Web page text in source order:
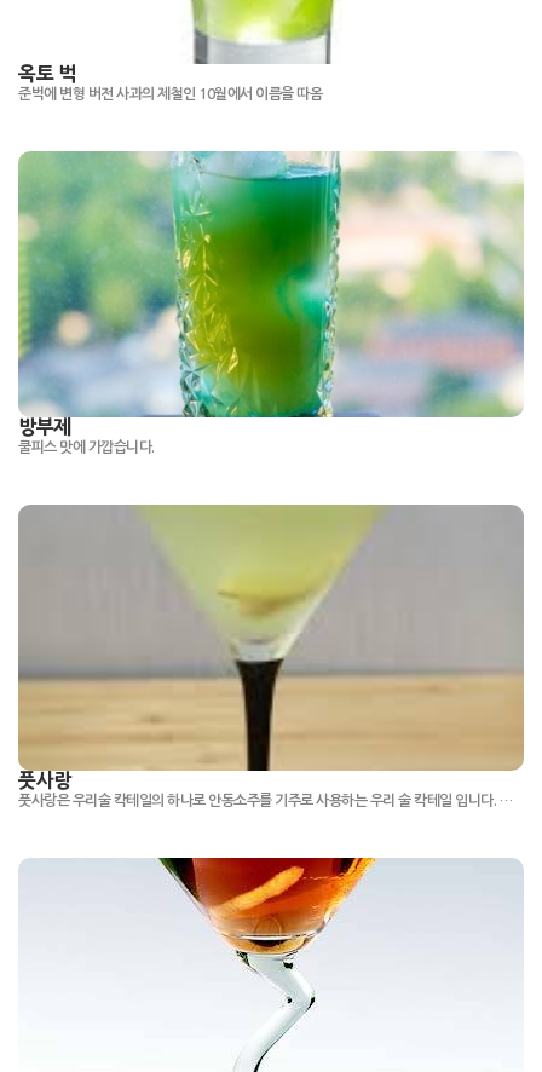
옥토 벅
준벅에 변형 버전 사과의 제철인 10월에서 이름을 따옴
방부제
쿨피스 맛에 가깝습니다.
풋사랑
풋사랑은 우리술 칵테일의 하나로 안동소주를 기주로 사용하는 우리 술 칵테일 입니다. 대구, 능금아가씨의 풋풋하고 아련한 첫사랑의 감정을 떠올리면서 만들어 풋사랑이란 이름이 붙었다고 합니다.